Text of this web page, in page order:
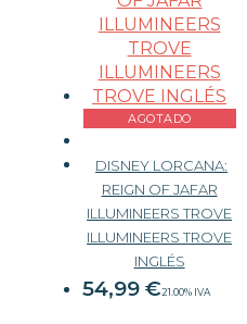
AGOTADO
DISNEY LORCANA:
REIGN OF JAFAR
ILLUMINEERS TROVE
ILLUMINEERS TROVE
INGLÉS
54,99 €21.00% IVA